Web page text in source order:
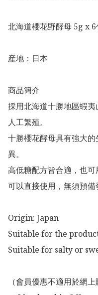
北海道櫻花野酵母 5g x 6
産地：日本
商品簡介
採用北海道十勝地區蝦
人工繁殖。
十勝櫻花酵母具有強大
異。
高低糖配方皆合適，也可
可以直接使用，無須預備
Origin: Japan
Suitable for the
Suitable for salty or
（會員優惠不適用於網上